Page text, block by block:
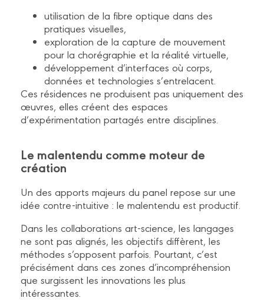
utilisation de la fibre optique dans des
pratiques visuelles,
exploration de la capture de mouvement
pour la chorégraphie et la réalité virtuelle,
développement d’interfaces où corps,
données et technologies s’entrelacent.
Ces résidences ne produisent pas uniquement des
œuvres, elles créent des espaces
d’expérimentation partagés entre disciplines.
Le malentendu comme moteur de
création
Un des apports majeurs du panel repose sur une
idée contre-intuitive : le malentendu est productif.
Dans les collaborations art-science, les langages
ne sont pas alignés, les objectifs diffèrent, les
méthodes s’opposent parfois. Pourtant, c’est
précisément dans ces zones d’incompréhension
que surgissent les innovations les plus
intéressantes.